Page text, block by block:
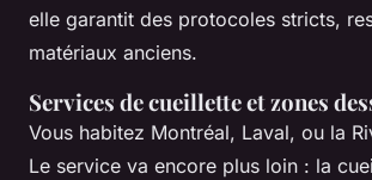
elle garantit des protocoles stricts,
matériaux anciens.
Services de cueillette et zones
Vous habitez Montréal, Laval, ou la
Le service va encore plus loin : la